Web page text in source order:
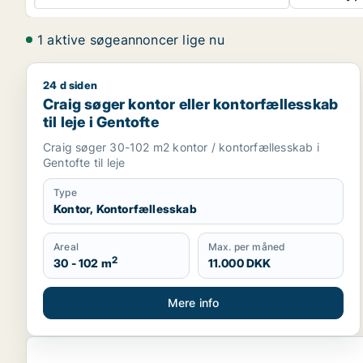
1 aktive søgeannoncer lige nu
Craig søger kontor eller kontorfællesskab til leje i
24 d siden
Craig søger kontor eller kontorfællesskab
til leje i Gentofte
Craig søger 30-102 m2 kontor / kontorfællesskab i
Gentofte til leje
Type
Kontor, Kontorfællesskab
Areal
30 - 102 m2
Max. per måned
11.000 DKK
Mere info